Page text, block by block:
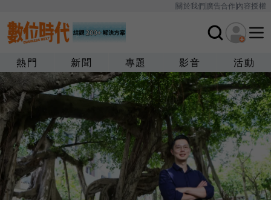
關於我們廣告合作內容授權
熱門 新聞 專題 影音 活動